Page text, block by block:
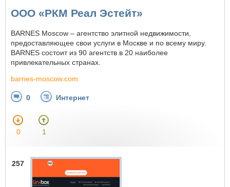
ООО «РКМ Реал Эстейт»
BARNES Moscow – агентство элитной недвижимости,
предоставляющее свои услуги в Москве и по всему миру.
BARNES состоит из 90 агентств в 20 наиболее
привлекательных странах.
barnes-moscow.com
0 Интернет
0 1
257